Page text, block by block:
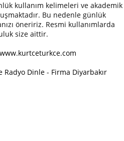
kullanım kelimeleri ve akademik
Bu nedenle günlük
öneririz. Resmi kullanımlarda
size aittir.
Radyo Dinle - Firma Diyarbakır